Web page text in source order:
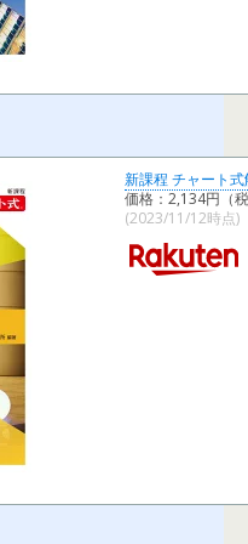
新課程 チャート
価格：2,134円（
(2023/11/12時点)